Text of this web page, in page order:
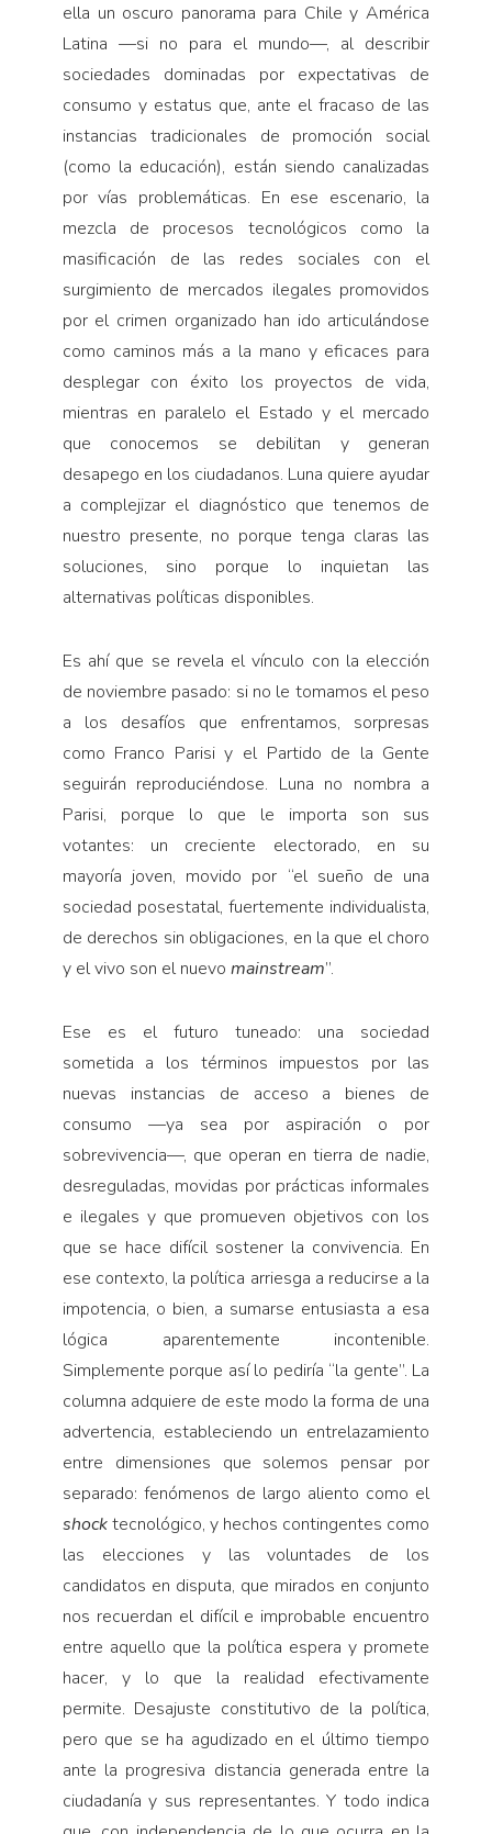
ella un oscuro panorama para Chile y América
Latina —si no para el mundo—, al describir
sociedades dominadas por expectativas de
consumo y estatus que, ante el fracaso de las
instancias tradicionales de promoción social
(como la educación), están siendo canalizadas
por vías problemáticas. En ese escenario, la
mezcla de procesos tecnológicos como la
masificación de las redes sociales con el
surgimiento de mercados ilegales promovidos
por el crimen organizado han ido articulándose
como caminos más a la mano y eficaces para
desplegar con éxito los proyectos de vida,
mientras en paralelo el Estado y el mercado
que conocemos se debilitan y generan
desapego en los ciudadanos. Luna quiere ayudar
a complejizar el diagnóstico que tenemos de
nuestro presente, no porque tenga claras las
soluciones, sino porque lo inquietan las
alternativas políticas disponibles.
Es ahí que se revela el vínculo con la elección
de noviembre pasado: si no le tomamos el peso
a los desafíos que enfrentamos, sorpresas
como Franco Parisi y el Partido de la Gente
seguirán reproduciéndose. Luna no nombra a
Parisi, porque lo que le importa son sus
votantes: un creciente electorado, en su
mayoría joven, movido por “el sueño de una
sociedad posestatal, fuertemente individualista,
de derechos sin obligaciones, en la que el choro
y el vivo son el nuevo mainstream”.
Ese es el futuro tuneado: una sociedad
sometida a los términos impuestos por las
nuevas instancias de acceso a bienes de
consumo —ya sea por aspiración o por
sobrevivencia—, que operan en tierra de nadie,
desreguladas, movidas por prácticas informales
e ilegales y que promueven objetivos con los
que se hace difícil sostener la convivencia. En
ese contexto, la política arriesga a reducirse a la
impotencia, o bien, a sumarse entusiasta a esa
lógica aparentemente incontenible.
Simplemente porque así lo pediría “la gente”. La
columna adquiere de este modo la forma de una
advertencia, estableciendo un entrelazamiento
entre dimensiones que solemos pensar por
separado: fenómenos de largo aliento como el
shocktecnológico, y hechos contingentes como
las elecciones y las voluntades de los
candidatos en disputa, que mirados en conjunto
nos recuerdan el difícil e improbable encuentro
entre aquello que la política espera y promete
hacer, y lo que la realidad efectivamente
permite. Desajuste constitutivo de la política,
pero que se ha agudizado en el último tiempo
ante la progresiva distancia generada entre la
ciudadanía y sus representantes. Y todo indica